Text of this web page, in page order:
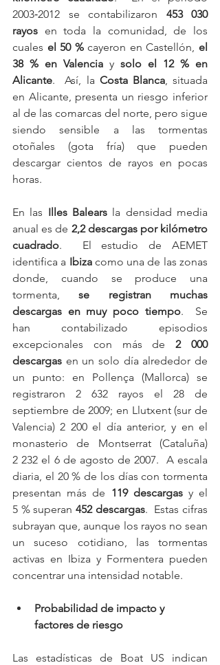
2003‑2012 se contabilizaron 453 030
rayos en toda la comunidad, de los
cuales el 50 % cayeron en Castellón, el
38 % en Valencia y solo el 12 % en
Alicante.  Así, la Costa Blanca, situada
en Alicante, presenta un riesgo inferior
al de las comarcas del norte, pero sigue
siendo sensible a las tormentas
otoñales (gota fría) que pueden
descargar cientos de rayos en pocas
horas.
En las Illes Balears la densidad media
anual es de 2,2 descargas por kilómetro
cuadrado.  El estudio de AEMET
identifica a Ibiza como una de las zonas
donde, cuando se produce una
tormenta, se registran muchas
descargas en muy poco tiempo.  Se
han contabilizado episodios
excepcionales con más de 2 000
descargas en un solo día alrededor de
un punto: en Pollença (Mallorca) se
registraron 2 632 rayos el 28 de
septiembre de 2009; en Llutxent (sur de
Valencia) 2 200 el día anterior, y en el
monasterio de Montserrat (Cataluña)
2 232 el 6 de agosto de 2007.  A escala
diaria, el 20 % de los días con tormenta
presentan más de 119 descargas y el
5 % superan 452 descargas.  Estas cifras
subrayan que, aunque los rayos no sean
un suceso cotidiano, las tormentas
activas en Ibiza y Formentera pueden
concentrar una intensidad notable.
Probabilidad de impacto y
factores de riesgo
Las estadísticas de Boat US indican